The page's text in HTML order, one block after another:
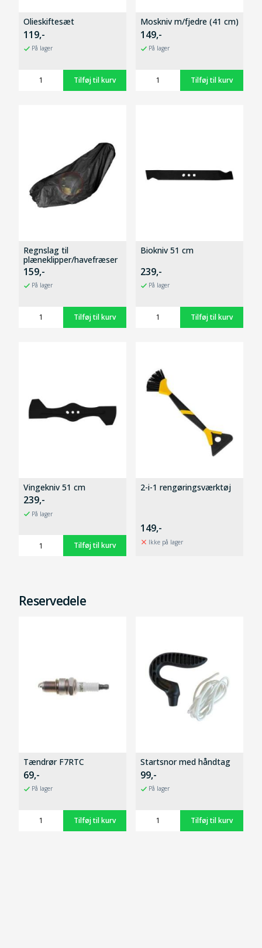
Olieskiftesæt
119,-
På lager
Moskniv m/fjedre (41 cm)
149,-
På lager
Regnslag til
plæneklipper/havefræser
159,-
På lager
Biokniv 51 cm
239,-
På lager
Vingekniv 51 cm
239,-
På lager
2-i-1 rengøringsværktøj
149,-
Ikke på lager
Reservedele
Tændrør F7RTC
69,-
På lager
Startsnor med håndtag
99,-
På lager